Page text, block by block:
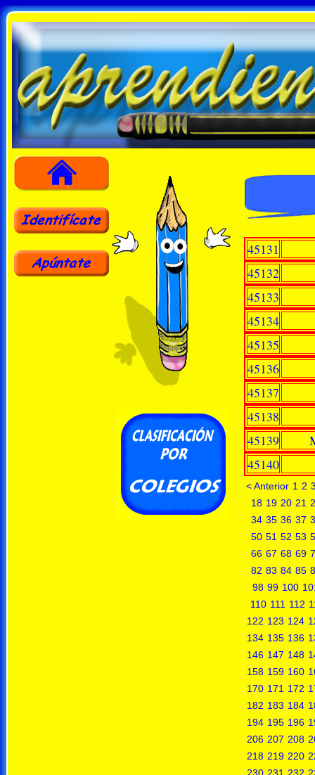
45131
45132
45133
45134
45135
45136
45137
45138
45139
45140
< Anterior 1 2
18 19 20 21
34 35 36 37
50 51 52 53
66 67 68 69
82 83 84 85
98 99 100
110 111 112
122 123 124
134 135 136
146 147 148
158 159 160
170 171 172
182 183 184
194 195 196
206 207 208
218 219 220